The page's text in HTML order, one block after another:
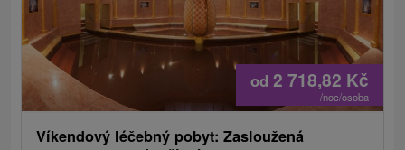
od 2 718,82 Kč
/noc/osoba
Víkendový léčebný pobyt: Zasloužená